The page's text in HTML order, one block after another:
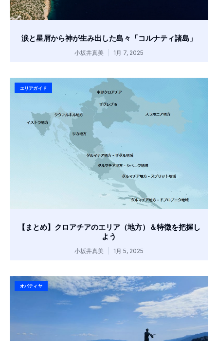
涙と星屑から神が生み出した島々「コルナティ諸島」
小坂井真美 1月 7, 2025
エリアガイド
【まとめ】クロアチアのエリア（地方）＆特徴を把握し
よう
小坂井真美 1月 5, 2025
オパティヤ